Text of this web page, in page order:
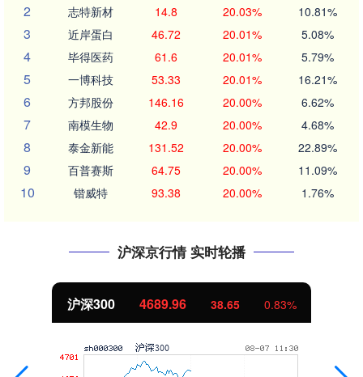
2 志特新材 14.8 20.03% 10.81%
3 近岸蛋白 46.72 20.01% 5.08%
4 毕得医药 61.6 20.01% 5.79%
5 一博科技 53.33 20.01% 16.21%
6 方邦股份 146.16 20.00% 6.62%
7 南模生物 42.9 20.00% 4.68%
8 泰金新能 131.52 20.00% 22.89%
9 百普赛斯 64.75 20.00% 11.09%
10 锴威特 93.38 20.00% 1.76%
沪深京行情 实时轮播
沪深300 4689.96 38.65 0.83%